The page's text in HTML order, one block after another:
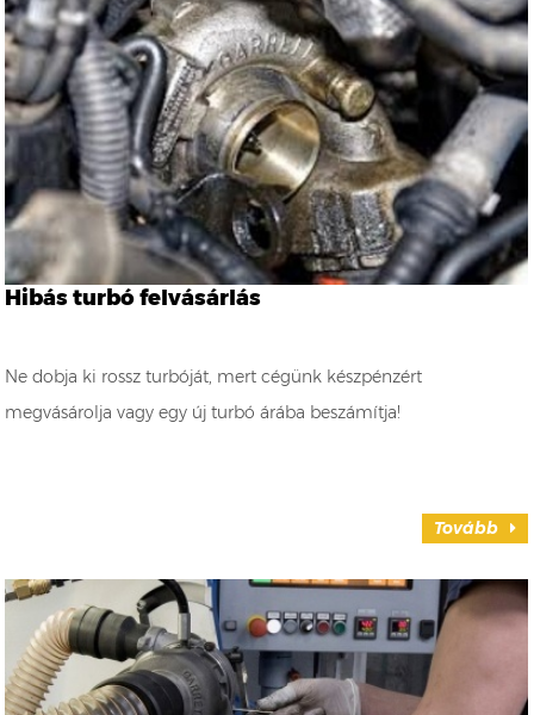
Hibás turbó felvásárlás
Ne dobja ki rossz turbóját, mert cégünk készpénzért
megvásárolja vagy egy új turbó árába beszámítja!
Tovább